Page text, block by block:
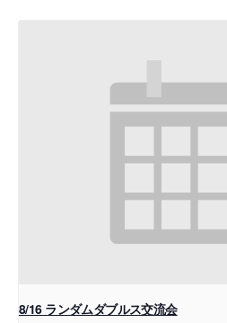
8/16 ランダムダブルス交流会